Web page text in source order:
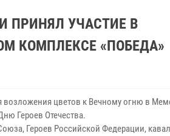
ПРИНЯЛ УЧАСТИЕ В
КОМПЛЕКСЕ «ПОБЕДА»
возложения цветов к Вечному огню в
Героев Отечества.
Героев Российской Федерации,